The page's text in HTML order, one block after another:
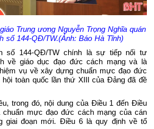
Trung ương Nguyễn Trọng Nghĩa quán
số 144-QĐ/TW.(Ảnh: Báo Hà Tĩnh)
số 144-QĐ/TW chính là sự tiếp nối tư
về giáo dục đạo đức cách mạng và là
vụ về xây dựng chuẩn mực đạo đức
toàn quốc lần thứ XIII của Đảng đã đề
trong đó, nội dung của Điều 1 đến Điều
mực đạo đức cách mạng của cán
giai đoạn mới. Điều 6 là quy định về tổ